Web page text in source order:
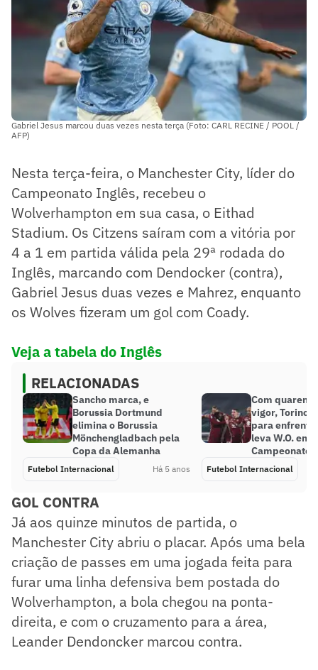
Gabriel Jesus marcou duas vezes nesta terça (Foto: CARL RECINE / POOL /
AFP)
Nesta terça-feira, o Manchester City, líder do
Campeonato Inglês, recebeu o
Wolverhampton em sua casa, o Eithad
Stadium. Os Citzens saíram com a vitória por
4 a 1 em partida válida pela 29ª rodada do
Inglês, marcando com Dendocker (contra),
Gabriel Jesus duas vezes e Mahrez, enquanto
os Wolves fizeram um gol com Coady.
Veja a tabela do Inglês
RELACIONADAS
Sancho marca, e
Borussia Dortmund
elimina o Borussia
Mönchengladbach pela
Copa da Alemanha
Futebol Internacional Há 5 anos
Com
vigor, Torino
para
leva W.O. em
Campeonato
Futebol Internacional
GOL CONTRA
Já aos quinze minutos de partida, o
Manchester City abriu o placar. Após uma bela
criação de passes em uma jogada feita para
furar uma linha defensiva bem postada do
Wolverhampton, a bola chegou na ponta-
direita, e com o cruzamento para a área,
Leander Dendoncker marcou contra.